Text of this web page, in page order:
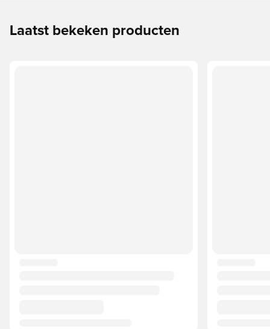
Laatst bekeken producten